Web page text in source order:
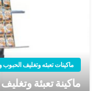
ماكينات تعبئه وتغليف الحبوب
ماكينة تعبئة